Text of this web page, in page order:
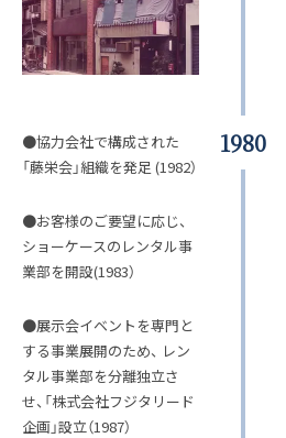
●協力会社で構成された
「藤栄会」組織を発足 (1982）
●お客様のご要望に応じ、
ショーケースのレンタル事
業部を開設(1983）
●展示会イベントを専門と
する事業展開のため、 レン
タル事業部を分離独立さ
せ、「株式会社フジタリード
企画」設立（1987）
1980